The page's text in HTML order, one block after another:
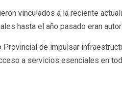
vinculados a la reciente
hasta el año pasado eran
de impulsar
a servicios esenciales en